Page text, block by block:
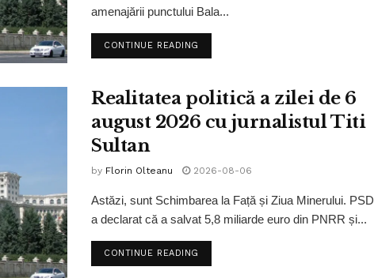
amenajării punctului Bala...
CONTINUE READING
Realitatea politică a zilei de 6
august 2026 cu jurnalistul Titi
Sultan
by Florin Olteanu 2026-08-06
Astăzi, sunt Schimbarea la Față și Ziua Minerului. PSD
a declarat că a salvat 5,8 miliarde euro din PNRR și...
CONTINUE READING